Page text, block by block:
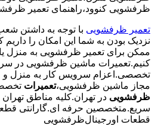
ظرفشویی کنوود،راهنمای تعمیر
تعمیر ظرفشویی با توجه به داشتن
نزدیک بودن به شما این امکان را داریم
ممکن برای تعمیر ظرفشویی به منزل
کنیم.تعمیرات ماشین ظرفشویی در
تخصصی.اعزام سرویس کار به منزل و
مجاز ماشین ظرفشویی،تعمیرات
ظرفشویی در تهران.کلیه مناطق
سریع.متخصصین حرفه ای.گارانتی
قطعات اورجینالظرفشویی